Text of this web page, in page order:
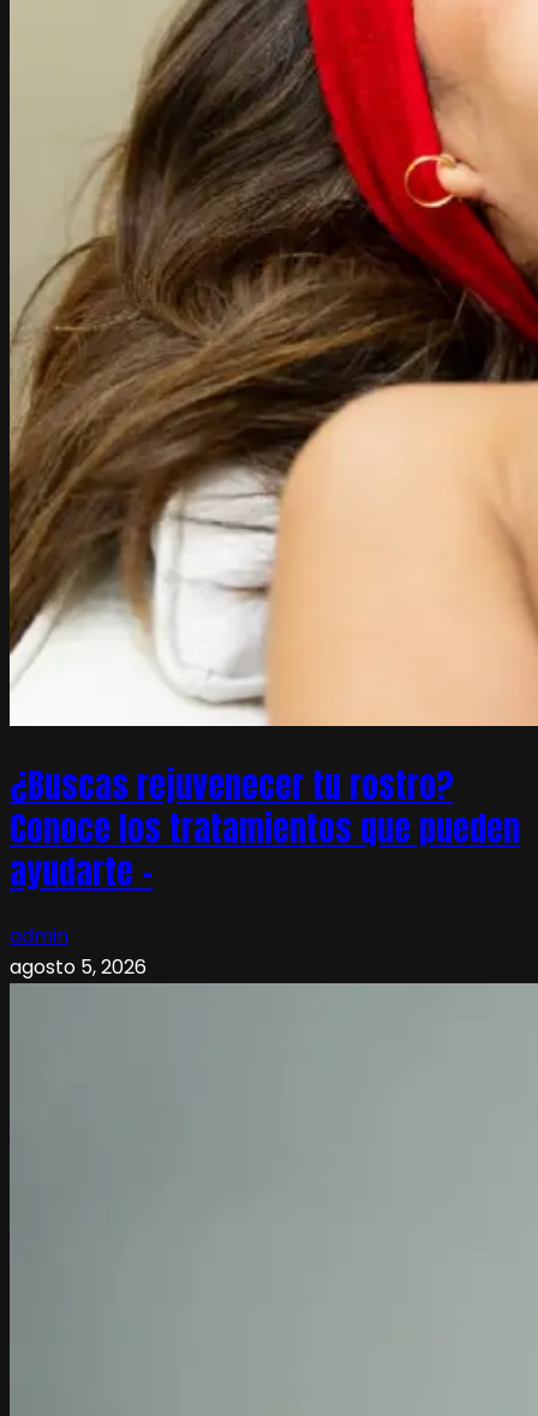
¿Buscas rejuvenecer tu rostro?
Conoce los tratamientos que pueden
ayudarte –
admin
agosto 5, 2026